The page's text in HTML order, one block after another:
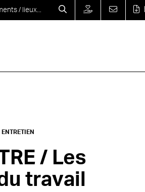
/ Les
travail